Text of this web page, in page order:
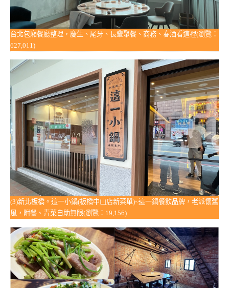
台北包廂餐廳整理，慶生、尾牙、長輩聚餐、商務、春酒看這裡(瀏覽：
627,011)
(3)新北板橋。這一小鍋(板橋中山店新菜單)~這一鍋餐飲品牌，老派懷舊
風，附餐、青菜自助無限(瀏覽：19,156)